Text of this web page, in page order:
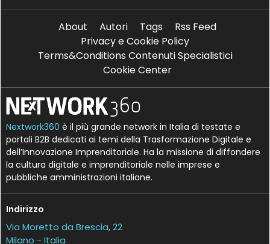
About Autori Tags
Rss Feed
Privacy e Cookie Policy
Terms&Conditions Contenuti Specialistici
Cookie Center
Nextwork360 è il più grande network in Italia di testate e
portali B2B dedicati ai temi della Trasformazione Digitale e
dell’Innovazione Imprenditoriale. Ha la missione di diffondere
la cultura digitale e imprenditoriale nelle imprese e
pubbliche amministrazioni italiane.
Indirizzo
Via Moretto da Brescia, 22
Milano - Italia